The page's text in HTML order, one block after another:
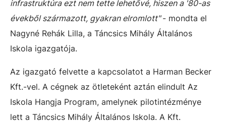
infrastruktúra ezt nem tette lehetővé, hiszen a '80-as
évekből származott, gyakran elromlott"- mondta el
Nagyné Rehák Lilla, a Táncsics Mihály Általános
Iskola igazgatója.
Az igazgató felvette a kapcsolatot a Harman Becker
Kft.-vel. A cégnek az ötleteként aztán elindult Az
Iskola Hangja Program, amelynek pilotintézménye
lett a Táncsics Mihály Általános Iskola. A Kft.